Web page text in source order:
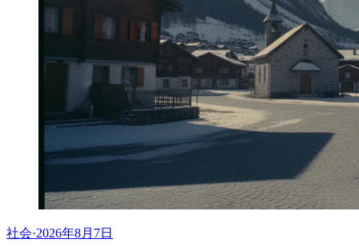
社会·2026年8月7日